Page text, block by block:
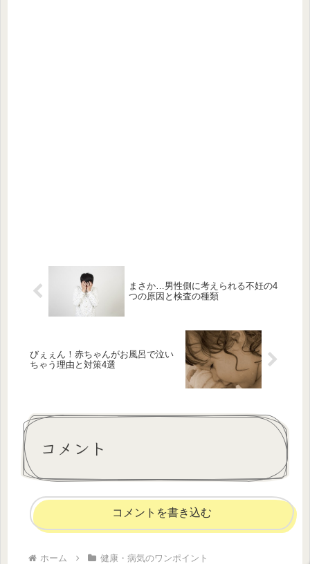
まさか…男性側に考えられる不妊の4
つの原因と検査の種類
びぇぇん！赤ちゃんがお風呂で泣い
ちゃう理由と対策4選
コメント
コメントを書き込む
ホーム 健康・病気のワンポイント